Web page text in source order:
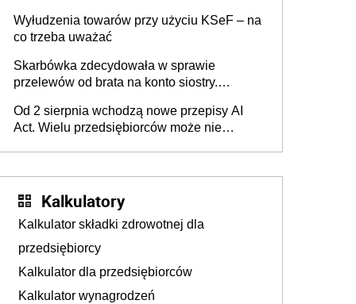
Wyłudzenia towarów przy użyciu KSeF – na
co trzeba uważać
Skarbówka zdecydowała w sprawie
przelewów od brata na konto siostry.
darowizna, ale podatku jednak nie będzie
Od 2 sierpnia wchodzą nowe przepisy AI
Act. Wielu przedsiębiorców może nie
Kalkulatory
Kalkulator składki zdrowotnej dla
przedsiębiorcy
Kalkulator dla przedsiębiorców
Kalkulator wynagrodzeń